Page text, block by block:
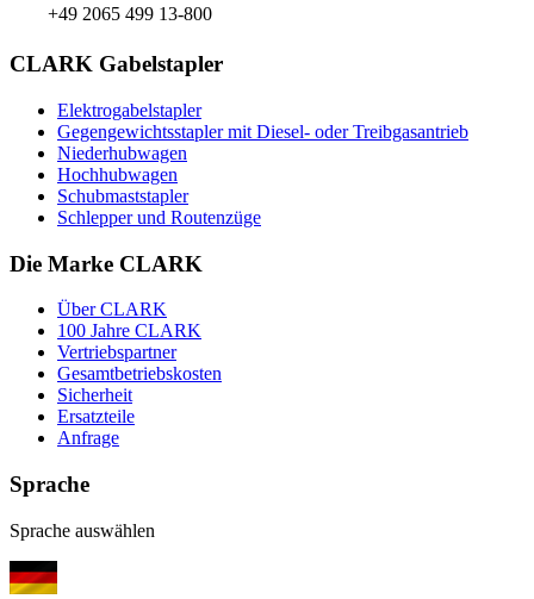
+49 2065 499 13-800
CLARK Gabelstapler
Elektrogabelstapler
Gegengewichtsstapler mit Diesel- oder Treibgasantrieb
Niederhubwagen
Hochhubwagen
Schubmaststapler
Schlepper und Routenzüge
Die Marke CLARK
Über CLARK
100 Jahre CLARK
Vertriebspartner
Gesamtbetriebskosten
Sicherheit
Ersatzteile
Anfrage
Sprache
Sprache auswählen